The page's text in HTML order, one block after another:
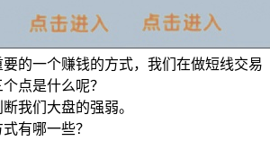
的一个赚钱的方式，我们在做短线交易
点是什么呢？
我们大盘的强弱。
有哪一些？